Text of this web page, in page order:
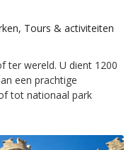
Tours & activiteiten
ter wereld. U dient 1200
een prachtige
tot nationaal park